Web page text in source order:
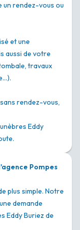
un rendez-vous ou
et une
aussi de votre
travaux
rendez-vous,
Eddy
Pompes
plus simple. Notre
demande
Eddy Buriez de